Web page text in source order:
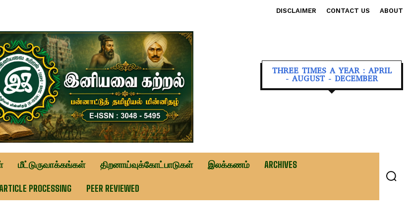
DISCLAIMER CONTACT US ABOUT
THREE TIMES A YEAR : APRIL
- AUGUST - DECEMBER
மீட்டுருவாக்கங்கள் திறனாய்வுக்கோட்பாடுகள் இலக்கணம் ARCHIVES
PROCESSING PEER REVIEWED